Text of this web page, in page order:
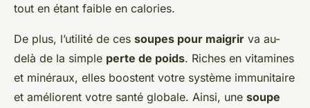
tout en étant faible en calories.
De plus, l’utilité de ces soupes pour maigrir va au-
delà de la simple perte de poids. Riches en vitamines
et minéraux, elles boostent votre système immunitaire
et améliorent votre santé globale. Ainsi, une soupe